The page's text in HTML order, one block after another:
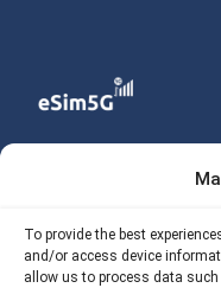
To provide the best
and/or access device
allow us to process data
Your Tickets
免费eSIM流量计算器